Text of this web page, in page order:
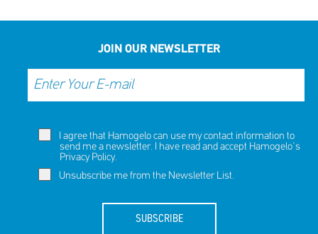
SHARE
REACT
JOIN OUR NEWSLETTER
I agree that Hamogelo can use my contact information to
send me a newsletter. I have read and accept Hamogelo's
Privacy Policy.
Unsubscribe me from the Newsletter List.
SUBSCRIBE